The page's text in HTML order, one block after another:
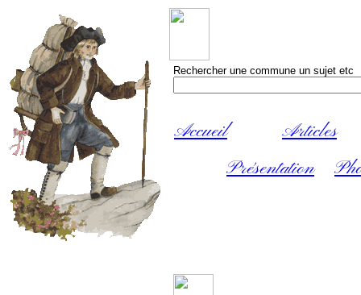
Rechercher une commune un sujet etc
Accueil
Articles
Présentation